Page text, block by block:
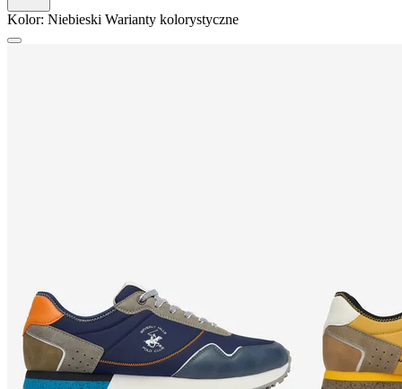
Kolor: Niebieski Warianty kolorystyczne